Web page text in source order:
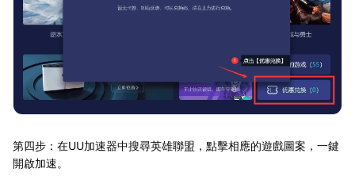
第四步：在UU加速器中搜尋英雄聯盟，點擊相應的遊戲圖案，一鍵
開啟加速。